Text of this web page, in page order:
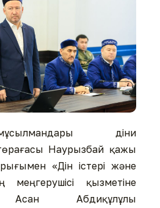
діни
Наурызбай қажы
«Дін істері және
меңгерушісі қызметіне
Асан Абдиқұлұлы